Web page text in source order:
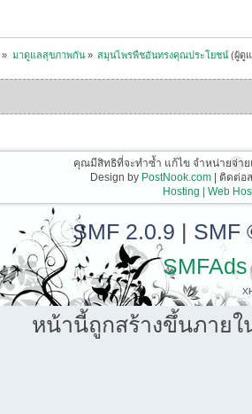
» มาดูแลสุขภาพกัน» สมุนไพรพืชอันทรงคุณประโยชน์(ผู้ดู
คุณมีสิทธิที่จะทำซ้ำ แก้ไข จำหน่ายจ่า
Design by PostNook.com| ติดต่อส
Hosting | Web
SMF 2.0.9 | SMF
SMFAds
หน้านี้ถูกสร้างขึ้นภายใ